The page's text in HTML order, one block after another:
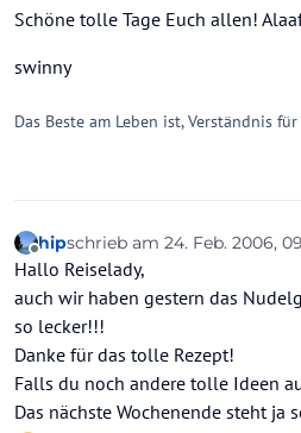
Schöne tolle Tage Euch allen!
swinny
Das Beste am Leben ist, Verständnis
Offline
hipschrieb am 24. Feb. 2006,
zuletzt editiert von
Hallo Reiselady,
auch wir haben gestern das
so lecker!!!
Danke für das tolle Rezept!
Falls du noch andere tolle Ideen
Das nächste Wochenende steht ja